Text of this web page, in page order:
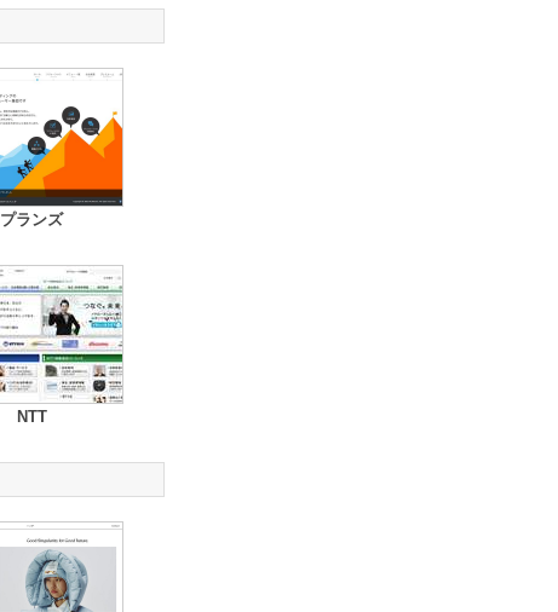
プランズ
NTT